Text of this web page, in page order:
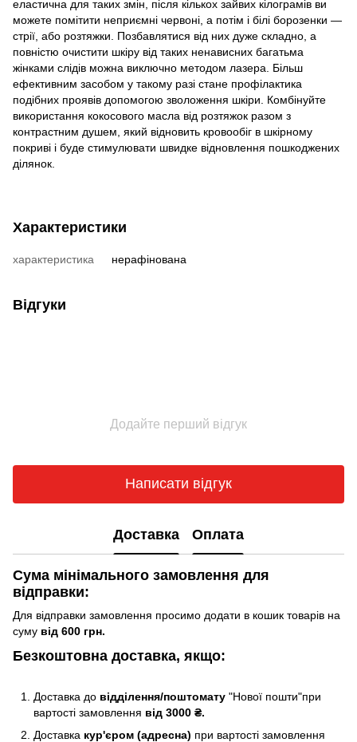
еластична для таких змін, після кількох зайвих кілограмів ви
можете помітити неприємні червоні, а потім і білі борозенки —
стрії, або розтяжки. Позбавлятися від них дуже складно, а
повністю очистити шкіру від таких ненависних багатьма
жінками слідів можна виключно методом лазера. Більш
ефективним засобом у такому разі стане профілактика
подібних проявів допомогою зволоження шкіри. Комбінуйте
використання кокосового масла від розтяжок разом з
контрастним душем, який відновить кровообіг в шкірному
покриві і буде стимулювати швидке відновлення пошкоджених
ділянок.
Характеристики
характеристика нерафінована
Відгуки
Додайте перший відгук
Написати відгук
Доставка Оплата
Сума мінімального замовлення для
відправки:
Для відправки замовлення просимо додати в кошик товарів на
суму від 600 грн.
Безкоштовна доставка, якщо:
Доставка до відділення/поштомату "Нової пошти"при
вартості замовлення від 3000 ₴.
Доставка кур'єром (адресна) при вартості замовлення